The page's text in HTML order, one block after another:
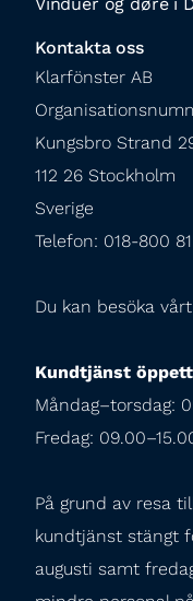
Vinduer og døre i
Kontakta oss
Klarfönster AB
Kungsbro Strand
112 26 Stockholm
Sverige
Telefon: 018-800
Du kan besöka
Kundtjänst
Måndag–torsdag:
Fredag:
På grund av resa
kundtjänst stängt
augusti samt